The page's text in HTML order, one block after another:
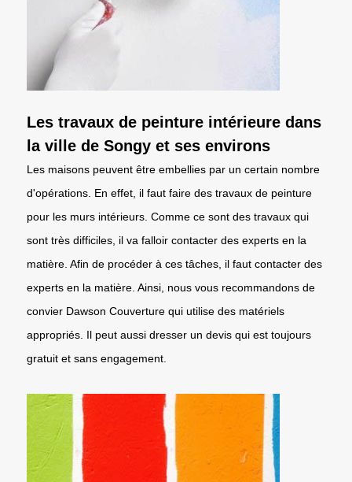
Les travaux de peinture intérieure dans
la ville de Songy et ses environs
Les maisons peuvent être embellies par un certain nombre
d'opérations. En effet, il faut faire des travaux de peinture
pour les murs intérieurs. Comme ce sont des travaux qui
sont très difficiles, il va falloir contacter des experts en la
matière. Afin de procéder à ces tâches, il faut contacter des
experts en la matière. Ainsi, nous vous recommandons de
convier Dawson Couverture qui utilise des matériels
appropriés. Il peut aussi dresser un devis qui est toujours
gratuit et sans engagement.